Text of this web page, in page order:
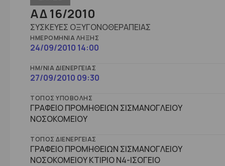
ΑΔ 16/2010
ΣΥΣΚΕΥΕΣ ΟΞΥΓΟΝΟΘΕΡΑΠΕΙΑΣ
ΗΜΕΡΟΜΗΝΊΑ ΛΉΞΗΣ
24/09/2010 14:00
ΗΜ/ΝΊΑ ΔΙΕΝΈΡΓΕΙΑΣ
27/09/2010 09:30
ΤΌΠΟΣ ΥΠΟΒΟΛΉΣ
ΓΡΑΦΕΙΟ ΠΡΟΜΗΘΕΙΩΝ ΣΙΣΜΑΝΟΓΛΕΙΟΥ
ΝΟΣΟΚΟΜΕΙΟΥ
ΤΌΠΟΣ ΔΙΕΝΈΡΓΕΙΑΣ
ΓΡΑΦΕΙΟ ΠΡΟΜΗΘΕΙΩΝ ΣΙΣΜΑΝΟΓΛΕΙΟΥ
ΝΟΣΟΚΟΜΕΙΟΥ ΚΤΙΡΙΟ Ν4-ΙΣΟΓΕΙΟ